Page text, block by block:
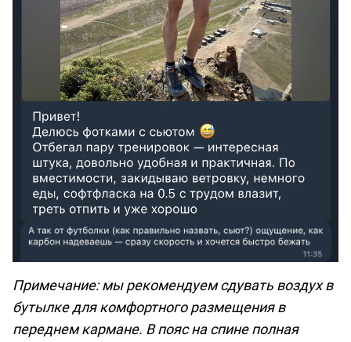
Примечание: мы рекомендуем сдувать воздух в
бутылке для комфортного размещения в
переднем кармане. В пояс на спине полная